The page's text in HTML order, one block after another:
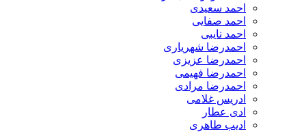
احمد سعیدی
احمد صفایی
احمد نایبی
احمدرضا شهریاری
احمدرضا عزیزی
احمدرضا فهیمی
احمدرضا مرادی
ادریس غلامی
ادی عطار
ادیب طاهری